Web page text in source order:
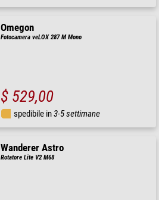
Omegon
Fotocamera veLOX 287 M Mono
$ 529,00
spedibile in3-5 settimane
Wanderer Astro
Rotatore Lite V2 M68